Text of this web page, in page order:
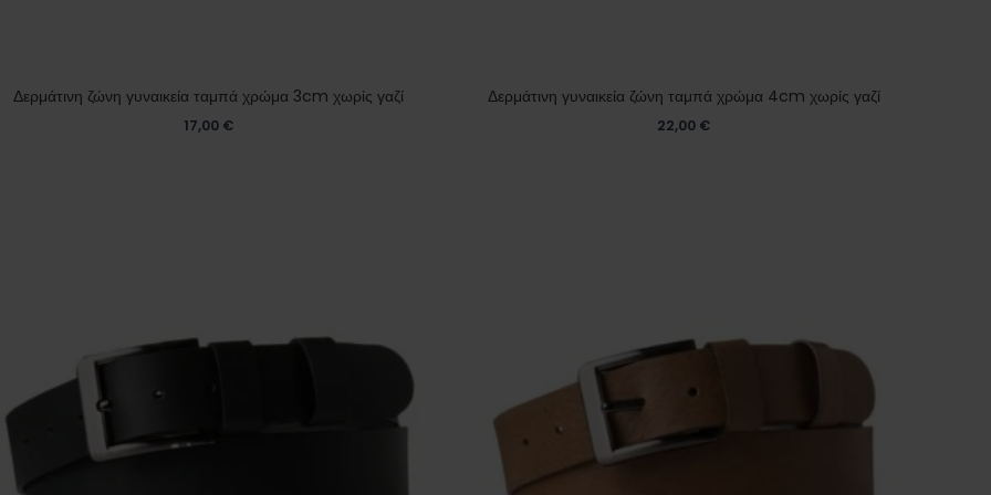
Δερμάτινη ζώνη γυναικεία ταμπά χρώμα 3cm χωρίς γαζί
17,00 €
Δερμάτινη γυναικεία ζώνη ταμπά χρώμα 4cm χωρίς γαζί
22,00 €